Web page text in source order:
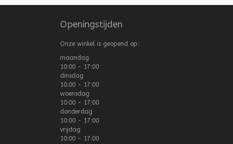
Openingstijden
Onze winkel is geopend op:
maandag
10:00 - 17:00
dinsdag
10:00 - 17:00
woensdag
10:00 - 17:00
donderdag
10:00 - 17:00
vrijdag
10:00 - 17:00